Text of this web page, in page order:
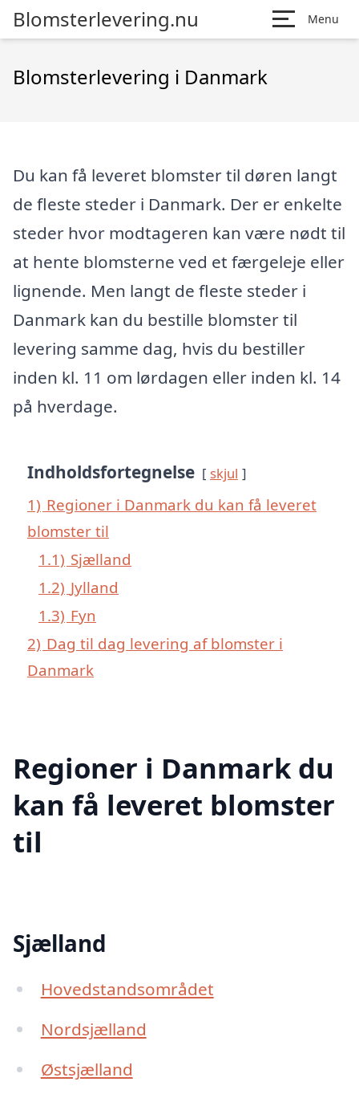
Blomsterlevering.nu Menu
Blomsterlevering i Danmark
Du kan få leveret blomster til døren langt
de fleste steder i Danmark. Der er enkelte
steder hvor modtageren kan være nødt til
at hente blomsterne ved et færgeleje eller
lignende. Men langt de fleste steder i
Danmark kan du bestille blomster til
levering samme dag, hvis du bestiller
inden kl. 11 om lørdagen eller inden kl. 14
på hverdage.
Indholdsfortegnelse skjul
1) Regioner i Danmark du kan få leveret
blomster til
1.1) Sjælland
1.2) Jylland
1.3) Fyn
2) Dag til dag levering af blomster i
Danmark
Regioner i Danmark du
kan få leveret blomster
til
Sjælland
Hovedstandsområdet
Nordsjælland
Østsjælland